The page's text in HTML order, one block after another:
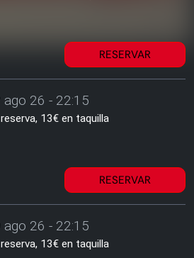
RESERVAR
ago 26 - 22:15
13€ en taquilla
RESERVAR
ago 26 - 22:15
13€ en taquilla